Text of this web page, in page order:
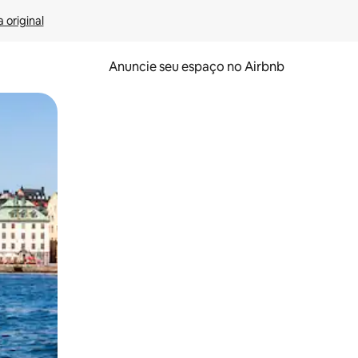
original
Anuncie seu espaço no Airbnb
o dedo na tela.